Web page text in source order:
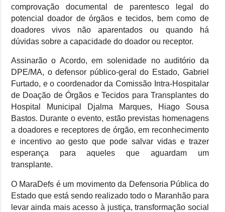
comprovação documental de parentesco legal do
potencial doador de órgãos e tecidos, bem como de
doadores vivos não aparentados ou quando há
dúvidas sobre a capacidade do doador ou receptor.
Assinarão o Acordo, em solenidade no auditório da
DPE/MA, o defensor público-geral do Estado, Gabriel
Furtado, e o coordenador da Comissão Intra-Hospitalar
de Doação de Órgãos e Tecidos para Transplantes do
Hospital Municipal Djalma Marques, Hiago Sousa
Bastos. Durante o evento, estão previstas homenagens
a doadores e receptores de órgão, em reconhecimento
e incentivo ao gesto que pode salvar vidas e trazer
esperança para aqueles que aguardam um
transplante.
O MaraDefs é um movimento da Defensoria Pública do
Estado que está sendo realizado todo o Maranhão para
levar ainda mais acesso à justiça, transformação social